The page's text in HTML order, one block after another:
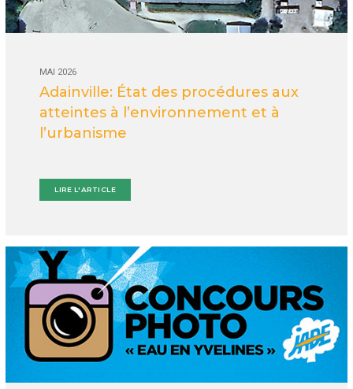
MAI 2026
Adainville: État des procédures aux
atteintes à l’environnement et à
l’urbanisme
LIRE L'ARTICLE